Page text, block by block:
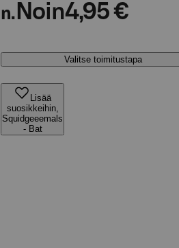
n. Noin4,95 €
Valitse toimitustapa
Lisää
suosikkeihin,
Squidgeeemals
- Bat